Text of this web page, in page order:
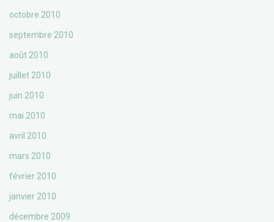
octobre 2010
septembre 2010
août 2010
juillet 2010
juin 2010
mai 2010
avril 2010
mars 2010
février 2010
janvier 2010
décembre 2009